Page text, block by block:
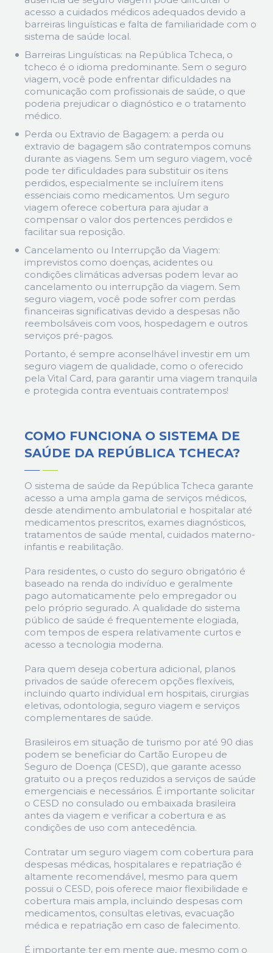
acesso a cuidados médicos adequados devido a
barreiras linguísticas e falta de familiaridade com o
sistema de saúde local.
Barreiras Linguísticas: na República Tcheca, o
tcheco é o idioma predominante. Sem o seguro
viagem, você pode enfrentar dificuldades na
comunicação com profissionais de saúde, o que
poderia prejudicar o diagnóstico e o tratamento
médico.
Perda ou Extravio de Bagagem: a perda ou
extravio de bagagem são contratempos comuns
durante as viagens. Sem um seguro viagem, você
pode ter dificuldades para substituir os itens
perdidos, especialmente se incluírem itens
essenciais como medicamentos. Um seguro
viagem oferece cobertura para ajudar a
compensar o valor dos pertences perdidos e
facilitar sua reposição.
Cancelamento ou Interrupção da Viagem:
imprevistos como doenças, acidentes ou
condições climáticas adversas podem levar ao
cancelamento ou interrupção da viagem. Sem
seguro viagem, você pode sofrer com perdas
financeiras significativas devido a despesas não
reembolsáveis com voos, hospedagem e outros
serviços pré-pagos.
Portanto, é sempre aconselhável investir em um
seguro viagem de qualidade, como o oferecido
pela Vital Card, para garantir uma viagem tranquila
e protegida contra eventuais contratempos!
COMO FUNCIONA O SISTEMADE
SAÚDE DA REPÚBLICA TCHECA?
O sistema de saúde da República Tcheca garante
acesso a uma ampla gama de serviços médicos,
desde atendimento ambulatorial e hospitalar até
medicamentos prescritos, exames diagnósticos,
tratamentos de saúde mental, cuidados materno-
infantis e reabilitação.
Para residentes, o custo do seguro obrigatório é
baseado na renda do indivíduo e geralmente
pago automaticamente pelo empregador ou
pelo próprio segurado. A qualidade do sistema
público de saúde é frequentemente elogiada,
com tempos de espera relativamente curtos e
acesso a tecnologia moderna.
Para quem deseja cobertura adicional, planos
privados de saúde oferecem opções flexíveis,
incluindo quarto individual em hospitais, cirurgias
eletivas, odontologia, seguro viagem e serviços
complementares de saúde.
Brasileiros em situação de turismo por até 90 dias
podem se beneficiar do Cartão Europeu de
Seguro de Doença (CESD), que garante acesso
gratuito ou a preços reduzidos a serviços de saúde
emergenciais e necessários. É importante solicitar
o CESD no consulado ou embaixada brasileira
antes da viagem e verificar a cobertura e as
condições de uso com antecedência.
Contratar um seguro viagem com cobertura para
despesas médicas, hospitalares e repatriação é
altamente recomendável, mesmo para quem
possui o CESD, pois oferece maior flexibilidade e
cobertura mais ampla, incluindo despesas com
medicamentos, consultas eletivas, evacuação
médica e repatriação em caso de falecimento.
É importante ter em mente que, mesmo com o